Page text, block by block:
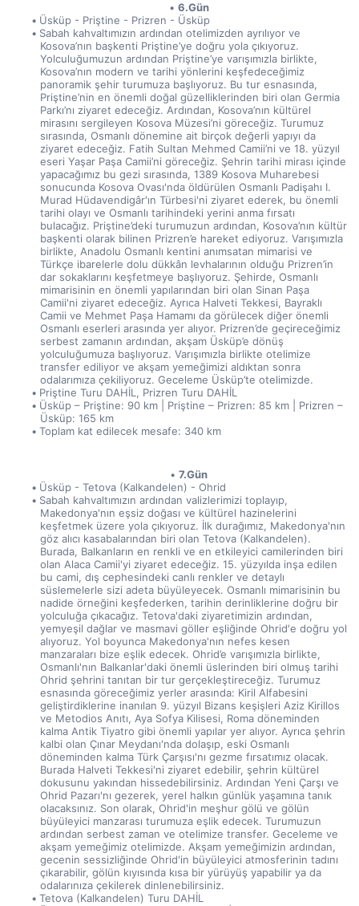
6.Gün
Üsküp - Priştine - Prizren - Üsküp
Sabah kahvaltımızın ardından otelimizden ayrılıyor ve
Kosova’nın başkenti Priştine’ye doğru yola çıkıyoruz.
Yolculuğumuzun ardından Priştine’ye varışımızla birlikte,
Kosova’nın modern ve tarihi yönlerini keşfedeceğimiz
panoramik şehir turumuza başlıyoruz. Bu tur esnasında,
Priştine’nin en önemli doğal güzelliklerinden biri olan Germia
Parkı’nı ziyaret edeceğiz. Ardından, Kosova’nın kültürel
mirasını sergileyen Kosova Müzesi’ni göreceğiz. Turumuz
sırasında, Osmanlı dönemine ait birçok değerli yapıyı da
ziyaret edeceğiz. Fatih Sultan Mehmed Camii’ni ve 18. yüzyıl
eseri Yaşar Paşa Camii’ni göreceğiz. Şehrin tarihi mirası içinde
yapacağımız bu gezi sırasında, 1389 Kosova Muharebesi
sonucunda Kosova Ovası'nda öldürülen Osmanlı Padişahı I.
Murad Hüdavendigâr'ın Türbesi'ni ziyaret ederek, bu önemli
tarihi olayı ve Osmanlı tarihindeki yerini anma fırsatı
bulacağız. Priştine’deki turumuzun ardından, Kosova’nın kültür
başkenti olarak bilinen Prizren’e hareket ediyoruz. Varışımızla
birlikte, Anadolu Osmanlı kentini anımsatan mimarisi ve
Türkçe ibarelerle dolu dükkân levhalarının olduğu Prizren’in
dar sokaklarını keşfetmeye başlıyoruz. Şehirde, Osmanlı
mimarisinin en önemli yapılarından biri olan Sinan Paşa
Camii'ni ziyaret edeceğiz. Ayrıca Halveti Tekkesi, Bayraklı
Camii ve Mehmet Paşa Hamamı da görülecek diğer önemli
Osmanlı eserleri arasında yer alıyor. Prizren’de geçireceğimiz
serbest zamanın ardından, akşam Üsküp’e dönüş
yolculuğumuza başlıyoruz. Varışımızla birlikte otelimize
transfer ediliyor ve akşam yemeğimizi aldıktan sonra
odalarımıza çekiliyoruz. Geceleme Üsküp’te otelimizde.
Priştine Turu DAHİL, Prizren Turu DAHİL
Üsküp – Priştine: 90 km | Priştine – Prizren: 85 km | Prizren –
Üsküp: 165 km
Toplam kat edilecek mesafe: 340 km
7.Gün
Üsküp - Tetova (Kalkandelen) - Ohrid
Sabah kahvaltımızın ardından valizlerimizi toplayıp,
Makedonya'nın eşsiz doğası ve kültürel hazinelerini
keşfetmek üzere yola çıkıyoruz. İlk durağımız, Makedonya'nın
göz alıcı kasabalarından biri olan Tetova (Kalkandelen).
Burada, Balkanların en renkli ve en etkileyici camilerinden biri
olan Alaca Camii'yi ziyaret edeceğiz. 15. yüzyılda inşa edilen
bu cami, dış cephesindeki canlı renkler ve detaylı
süslemelerle sizi adeta büyüleyecek. Osmanlı mimarisinin bu
nadide örneğini keşfederken, tarihin derinliklerine doğru bir
yolculuğa çıkacağız. Tetova'daki ziyaretimizin ardından,
yemyeşil dağlar ve masmavi göller eşliğinde Ohrid'e doğru yol
alıyoruz. Yol boyunca Makedonya'nın nefes kesen
manzaraları bize eşlik edecek. Ohrid’e varışımızla birlikte,
Osmanlı'nın Balkanlar'daki önemli üslerinden biri olmuş tarihi
Ohrid şehrini tanıtan bir tur gerçekleştireceğiz. Turumuz
esnasında göreceğimiz yerler arasında: Kiril Alfabesini
geliştirdiklerine inanılan 9. yüzyıl Bizans keşişleri Aziz Kirillos
ve Metodios Anıtı, Aya Sofya Kilisesi, Roma döneminden
kalma Antik Tiyatro gibi önemli yapılar yer alıyor. Ayrıca şehrin
kalbi olan Çınar Meydanı'nda dolaşıp, eski Osmanlı
döneminden kalma Türk Çarşısı'nı gezme fırsatımız olacak.
Burada Halveti Tekkesi'ni ziyaret edebilir, şehrin kültürel
dokusunu yakından hissedebilirsiniz. Ardından Yeni Çarşı ve
Ohrid Pazarı'nı gezerek, yerel halkın günlük yaşamına tanık
olacaksınız. Son olarak, Ohrid'in meşhur gölü ve gölün
büyüleyici manzarası turumuza eşlik edecek. Turumuzun
ardından serbest zaman ve otelimize transfer. Geceleme ve
akşam yemeğimiz otelimizde. Akşam yemeğimizin ardından,
gecenin sessizliğinde Ohrid'in büyüleyici atmosferinin tadını
çıkarabilir, gölün kıyısında kısa bir yürüyüş yapabilir ya da
odalarınıza çekilerek dinlenebilirsiniz.
Tetova (Kalkandelen) Turu DAHİL